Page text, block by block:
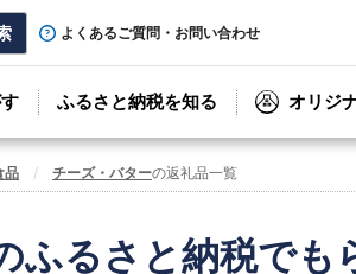
よくあるご質問・お問い合わせ
ふるさと納税を知る オリジ
品 チーズ・バターの返礼品一覧
ふるさと納税でも